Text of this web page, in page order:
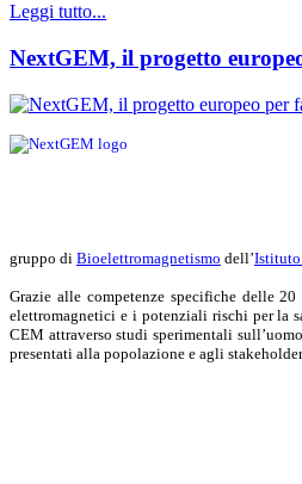
Leggi tutto...
NextGEM, il progetto
gruppo di Bioelettromagnetismo dell’
Grazie alle competenze specifiche delle
elettromagnetici e i potenziali rischi per la
CEM attraverso studi sperimentali
presentati alla popolazione e agli